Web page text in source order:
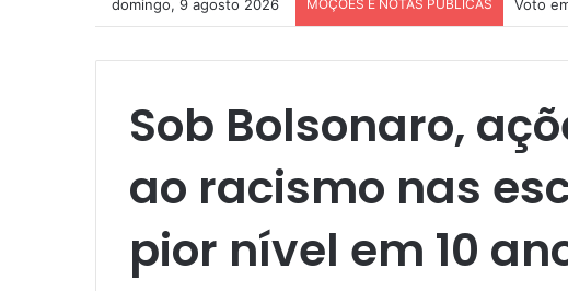
domingo, 9 agosto 2026 MOÇÕES E NOTAS PÚBLICAS Nota
Sob Bolsonaro,
ao racismo nas
pior nível em 10